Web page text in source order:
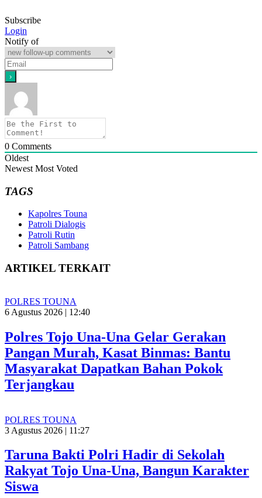
Subscribe
Login
Notify of
0 Comments
Oldest
Newest Most Voted
TAGS
Kapolres Touna
Patroli Dialogis
Patroli Rutin
Patroli Sambang
ARTIKEL TERKAIT
POLRES TOUNA
6 Agustus 2026 | 12:40
Polres Tojo Una-Una Gelar Gerakan
Pangan Murah, Kasat Binmas: Bantu
Masyarakat Dapatkan Bahan Pokok
Terjangkau
POLRES TOUNA
3 Agustus 2026 | 11:27
Taruna Bakti Polri Hadir di Sekolah
Rakyat Tojo Una-Una, Bangun Karakter
Siswa